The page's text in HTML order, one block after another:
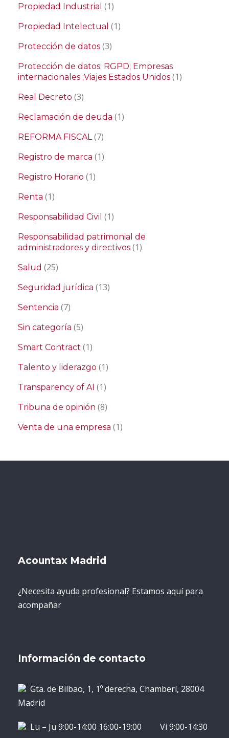
Propiedad Industrial (1)
Propiedad Intelectual (1)
Protección de datos (3)
Protección de datos; RGPD; Empresas
internacionales ;Viajes Estados Unidos (1)
Real Decreto (3)
Reclamación de deuda (1)
REFORMA FISCAL(7)
Registro de marca (1)
Registro Horario (1)
Renta (1)
Responsabilidad Civil (1)
Responsabilidad patrimonial de
administradores y directivos (1)
Salud (25)
Seguridad jurídica (13)
Sentencia (7)
Sin categoría (5)
Smart Contract (1)
Talento y liderazgo (1)
Transparency of AI (1)
Tribuna de opinión (8)
Venta de una empresa (1)
Acountax Madrid
¿Necesita ayuda profesional? Estamos aquí para
acompañar
Información de contacto
Gta. de Bilbao, 1, 1º derecha, Chamberí, 28004
Madrid
Lu – Ju 9:00-14:00 16:00-19:00 Vi 9:00-14:30